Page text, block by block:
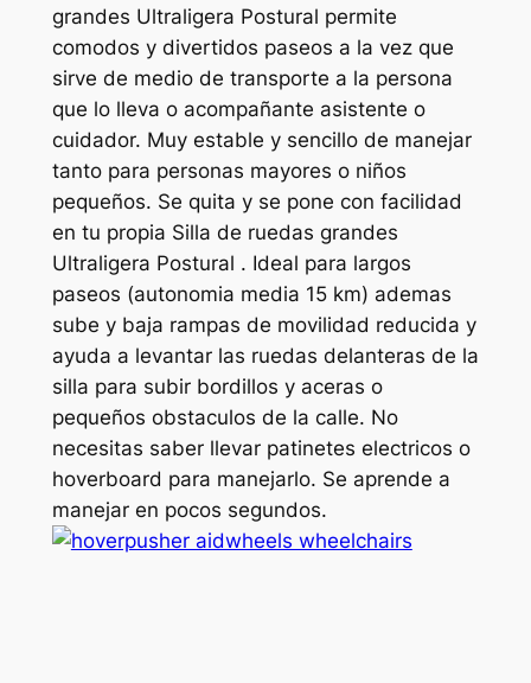
grandes Ultraligera Postural permite
comodos y divertidos paseos a la vez que
sirve de medio de transporte a la persona
que lo lleva o acompañante asistente o
cuidador. Muy estable y sencillo de manejar
tanto para personas mayores o niños
pequeños. Se quita y se pone con facilidad
en tu propia Silla de ruedas grandes
Ultraligera Postural . Ideal para largos
paseos (autonomia media 15 km) ademas
sube y baja rampas de movilidad reducida y
ayuda a levantar las ruedas delanteras de la
silla para subir bordillos y aceras o
pequeños obstaculos de la calle. No
necesitas saber llevar patinetes electricos o
hoverboard para manejarlo. Se aprende a
manejar en pocos segundos.